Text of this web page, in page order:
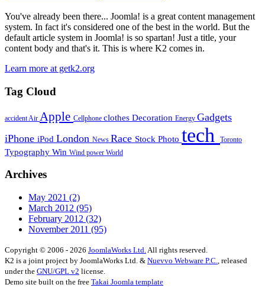
You've already been there... Joomla! is a great content management
system. In fact it's considered one of the best in the world. But the
default article system in Joomla! is so spartan! Just a title, your
content body and that's it. This is where K2 comes in.
Learn more at getk2.org
Tag Cloud
accident Air Apple Cellphone clothes Decoration Energy Gadgets
iPhone iPod London News Race Stock Photo tech Toronto
Typography Win Wind power World
Archives
May 2021 (2)
March 2012 (95)
February 2012 (32)
November 2011 (95)
Copyright © 2006 - 2026 JoomlaWorks Ltd.All rights reserved.
K2 is a joint project by JoomlaWorks Ltd. & Nuevvo Webware P.C., released
under the GNU/GPL v2 license.
Demo site built on the free Takai Joomla template